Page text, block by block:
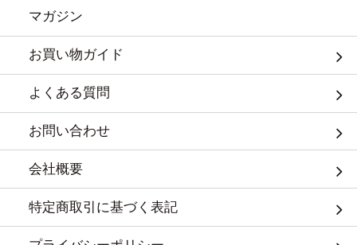
マガジン
お買い物ガイド
よくある質問
お問い合わせ
会社概要
特定商取引に基づく表記